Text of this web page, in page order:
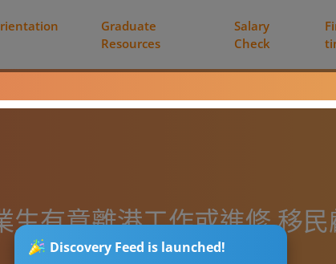
Graduate
Resources
Salary
Check
Discovery Feed is launched!
生有意離港工作或進修 移